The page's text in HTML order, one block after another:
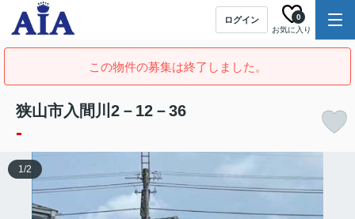
ログイン
お気に入り
0
この物件の募集は終了しました。
狭山市入間川2－12－36
-
1/2